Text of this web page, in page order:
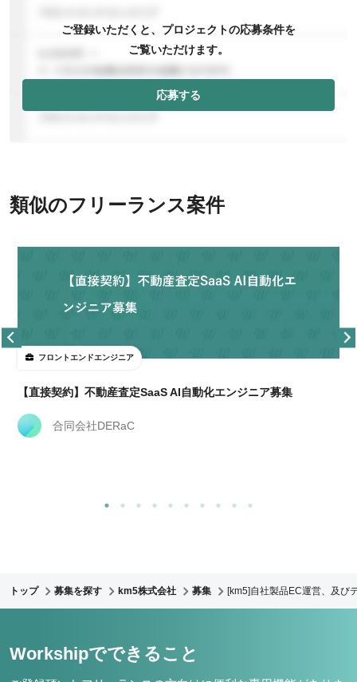
ご登録いただくと、プロジェクトの応募条件を
ご覧いただけます。
応募する
類似のフリーランス案件
フロントエンドエンジニア
【直接契約】不動産査定SaaS AI自動化エンジニア募集
合同会社DERaC
トップ 募集を探す km5株式会社 募集 [km5]自社製品EC運営、及び
Workshipでできること